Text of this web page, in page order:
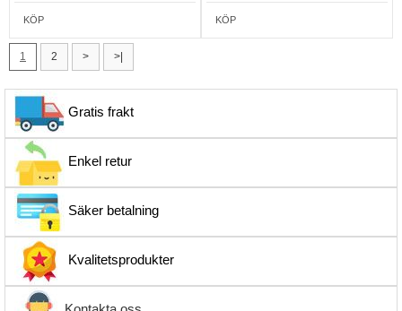
KÖP KÖP
1 2 > >|
Gratis frakt
Enkel retur
Säker betalning
Kvalitetsprodukter